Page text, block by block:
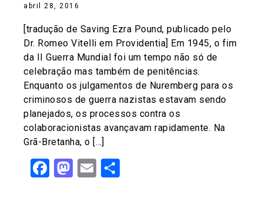
abril 28, 2016
[tradução de Saving Ezra Pound, publicado pelo
Dr. Romeo Vitelli em Providentia] Em 1945, o fim
da II Guerra Mundial foi um tempo não só de
celebração mas também de penitências.
Enquanto os julgamentos de Nuremberg para os
criminosos de guerra nazistas estavam sendo
planejados, os processos contra os
colaboracionistas avançavam rapidamente. Na
Grã-Bretanha, o […]
Facebook
Mastodon
Email